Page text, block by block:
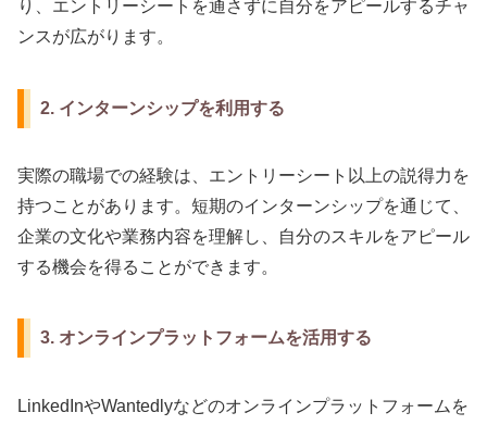
り、エントリーシートを通さずに自分をアピールするチャ
ンスが広がります。
2. インターンシップを利用する
実際の職場での経験は、エントリーシート以上の説得力を
持つことがあります。短期のインターンシップを通じて、
企業の文化や業務内容を理解し、自分のスキルをアピール
する機会を得ることができます。
3. オンラインプラットフォームを活用する
LinkedInやWantedlyなどのオンラインプラットフォームを